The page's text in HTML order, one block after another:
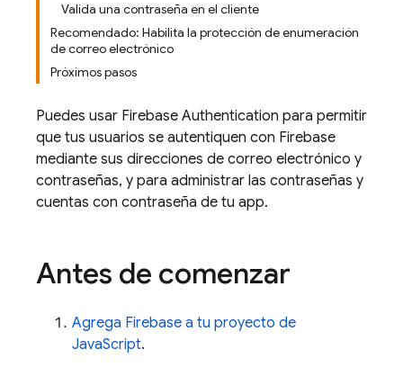
Valida una contraseña en el cliente
Recomendado: Habilita la protección de enumeración
de correo electrónico
Próximos pasos
Puedes usar Firebase Authentication para permitir
que tus usuarios se autentiquen con Firebase
mediante sus direcciones de correo electrónico y
contraseñas, y para administrar las contraseñas y
cuentas con contraseña de tu app.
Antes de comenzar
Agrega Firebase a tu proyecto de
JavaScript.